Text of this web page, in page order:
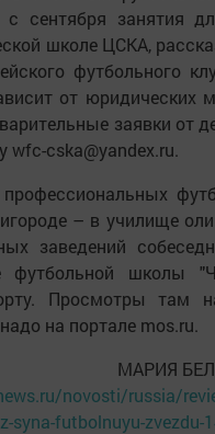
сентября занятия
школе ЦСКА,
футбольного
от юридических
заявки от
wfc-cska@yandex.ru.
– в училище
заведений
футбольной школы
Просмотры там
на портале mos.ru.
МАРИЯ
novosti/russia/
syna-futbolnuyu-zvezdu-